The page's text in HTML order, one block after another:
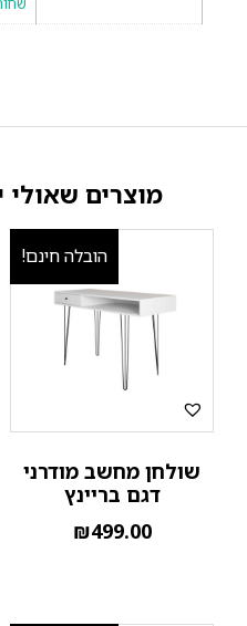
מוצרים שאולי
הובלה חינם!
שולחן מחשב מודרני
דגם בריינץ
₪499.00